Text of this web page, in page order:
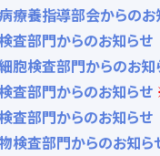
病療養指導部会からの
検査部門からのお知らせ
細胞検査部門からのお知
検査部門からのお知らせ
検査部門からのお知らせ
物検査部門からのお知ら